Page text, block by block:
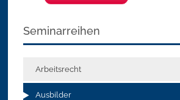
Seminarreihen
Arbeitsrecht
Ausbilder